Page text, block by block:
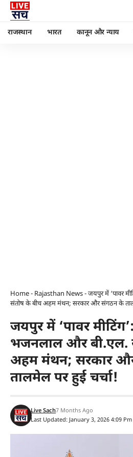
राजस्थान भारत कानून और न्याय
Home- Rajasthan News-जयपुर में ‘पावर
संतोष के बीच अहम मंथन; सरकार और संगठन के
जयपुर में ‘पावर
भजनलाल और बी.एल.
अहम मंथन; सरकार
तालमेल पर हुई चर्चा!
Last Updated: January 3, 2026 4:09 Pm
Live Sach7 Months Ago